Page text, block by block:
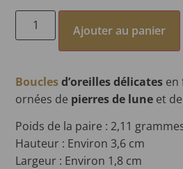
Ajouter au panier
Bouclesd’oreilles délicates en
ornées de pierres de lune et de
Poids de la paire : 2,11
Hauteur : Environ 3,6 cm
Largeur : Environ 1,8 cm